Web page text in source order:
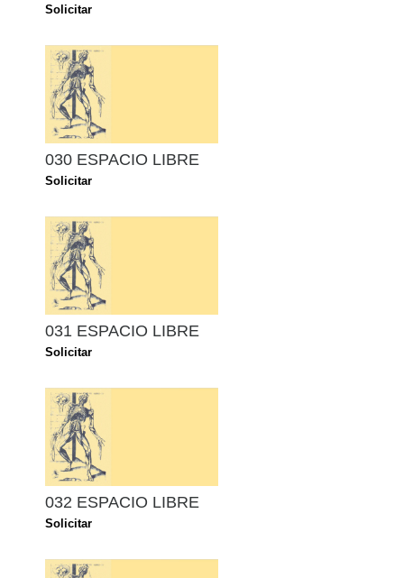
Solicitar
030 ESPACIO LIBRE
Solicitar
031 ESPACIO LIBRE
Solicitar
032 ESPACIO LIBRE
Solicitar